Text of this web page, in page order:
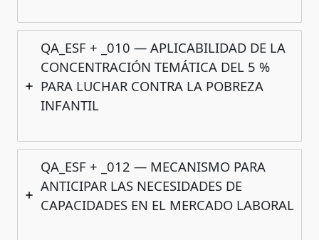
QA_ESF + _010 — APLICABILIDAD DE LA
CONCENTRACIÓN TEMÁTICA DEL 5 %
PARA LUCHAR CONTRA LA POBREZA
INFANTIL
QA_ESF + _012 — MECANISMO PARA
ANTICIPAR LAS NECESIDADES DE
CAPACIDADES EN EL MERCADO LABORAL